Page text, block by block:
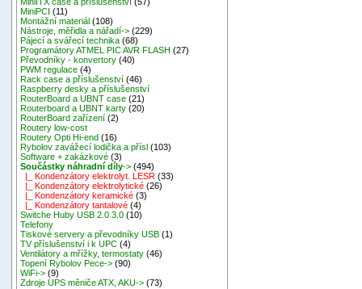
MiniPCI (11)
Montážní materiál (108)
Nástroje, měřidla a nářadí-> (229)
Pájecí a svářecí technika (68)
Programátory ATMEL PIC AVR FLASH (27)
Převodníky - konvertory (40)
PWM regulace (4)
Rack case a příslušenství (46)
Raspberry desky a příslušenství
RouterBoard a UBNT case (21)
Routerboard a UBNT karty (20)
RouterBoard zařízení (2)
Routery low-cost
Routery Opti Hi-end (16)
Rybolov zavážecí lodička a přísl (103)
Software + zakázkové (3)
Součástky náhradní díly-> (494)
|_ Kondenzátory elektrolyt. LESR (33)
|_ Kondenzátory elektrolytické (26)
|_ Kondenzátory keramické (3)
|_ Kondenzátory tantalové (4)
Switche Huby USB 2.0 3.0 (10)
Telefony
Tiskové servery a převodníky USB (1)
TV příslušenství i k UPC (4)
Ventilátory a mřížky, termostaty (46)
Topení Rybolov Pece-> (90)
WiFi-> (9)
Zdroje UPS měniče ATX, AKU-> (73)